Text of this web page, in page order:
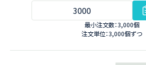
最小注文数：3,000個
注文単位：3,000個ずつ